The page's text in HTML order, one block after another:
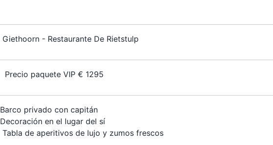
Giethoorn - Restaurante De Rietstulp
Precio paquete VIP € 1295
Barco privado con capitán
Decoración en el lugar del sí
Tabla de aperitivos de lujo y zumos frescos